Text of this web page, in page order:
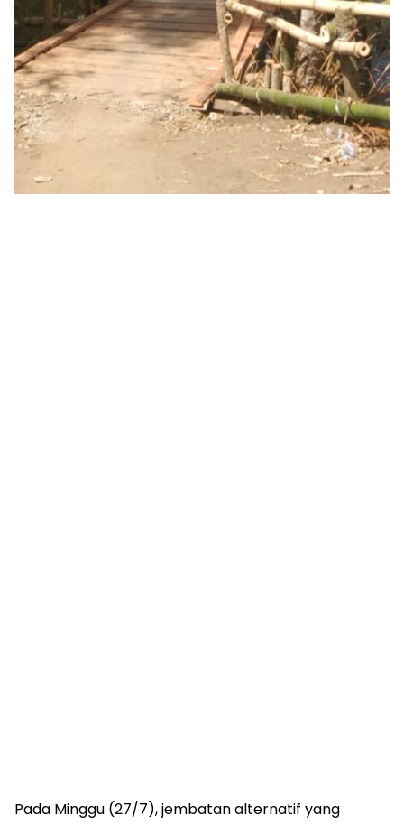
Pada Minggu (27/7), jembatan alternatif yang